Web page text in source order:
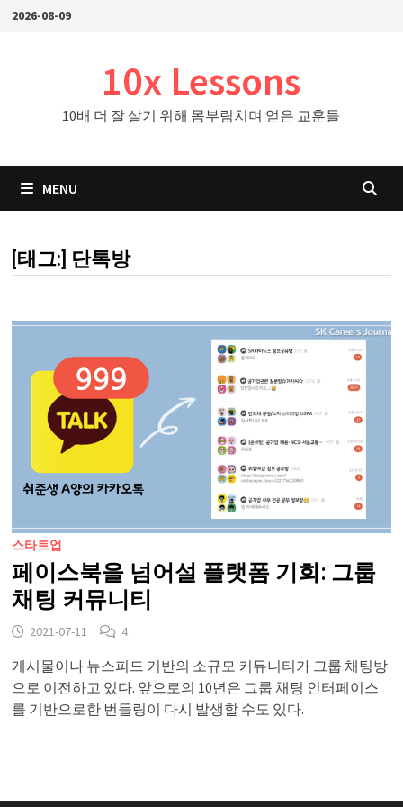
Skip2026-08-09
10x Lessons
10배 더 잘 살기 위해 몸부림치며 얻은 교훈들
MENU
[태그:] 단톡방
스타트업
페이스북을 넘어설 플랫폼 기회: 그룹
채팅 커뮤니티
2021-07-11 4
게시물이나 뉴스피드 기반의 소규모 커뮤니티가 그룹 채팅방
으로 이전하고 있다. 앞으로의 10년은 그룹 채팅 인터페이스
를 기반으로한 번들링이 다시 발생할 수도 있다.